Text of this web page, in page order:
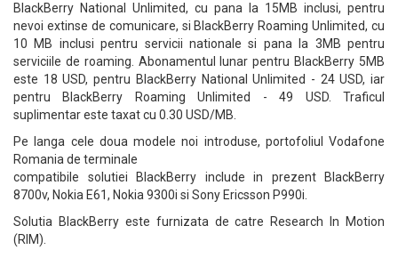
BlackBerry National Unlimited, cu pana la 15MB inclusi, pentru
nevoi extinse de comunicare, si BlackBerry Roaming Unlimited, cu
10 MB inclusi pentru servicii nationale si pana la 3MB pentru
serviciile de roaming. Abonamentul lunar pentru BlackBerry 5MB
este 18 USD, pentru BlackBerry National Unlimited - 24 USD, iar
pentru BlackBerry Roaming Unlimited - 49 USD. Traficul
suplimentar este taxat cu 0.30 USD/MB.
Pe langa cele doua modele noi introduse, portofoliul Vodafone
Romania de terminale
compatibile solutiei BlackBerry include in prezent BlackBerry
8700v, Nokia E61, Nokia 9300i si Sony Ericsson P990i.
Solutia BlackBerry este furnizata de catre Research In Motion
(RIM).